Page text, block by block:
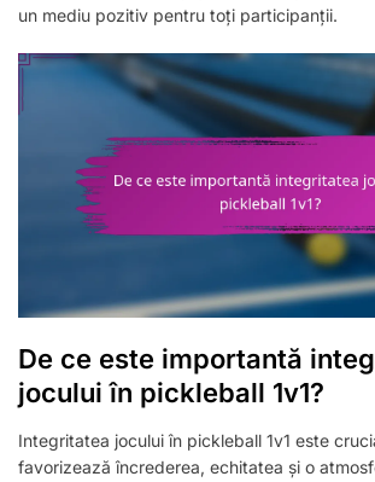
un mediu pozitiv pentru toți participanții.
De ce este importantă
jocului în pickleball 1v1?
Integritatea jocului în pickleball 1v1 este
favorizează încrederea, echitatea și o